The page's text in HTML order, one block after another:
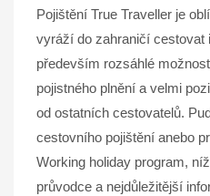
Pojištění True Traveller je
vyráží do zahraničí cestovat
především rozsáhlé
pojistného plnění a velmi
od ostatních cestovatelů.
cestovního pojištění anebo
Working holiday program,
průvodce a nejdůležitější